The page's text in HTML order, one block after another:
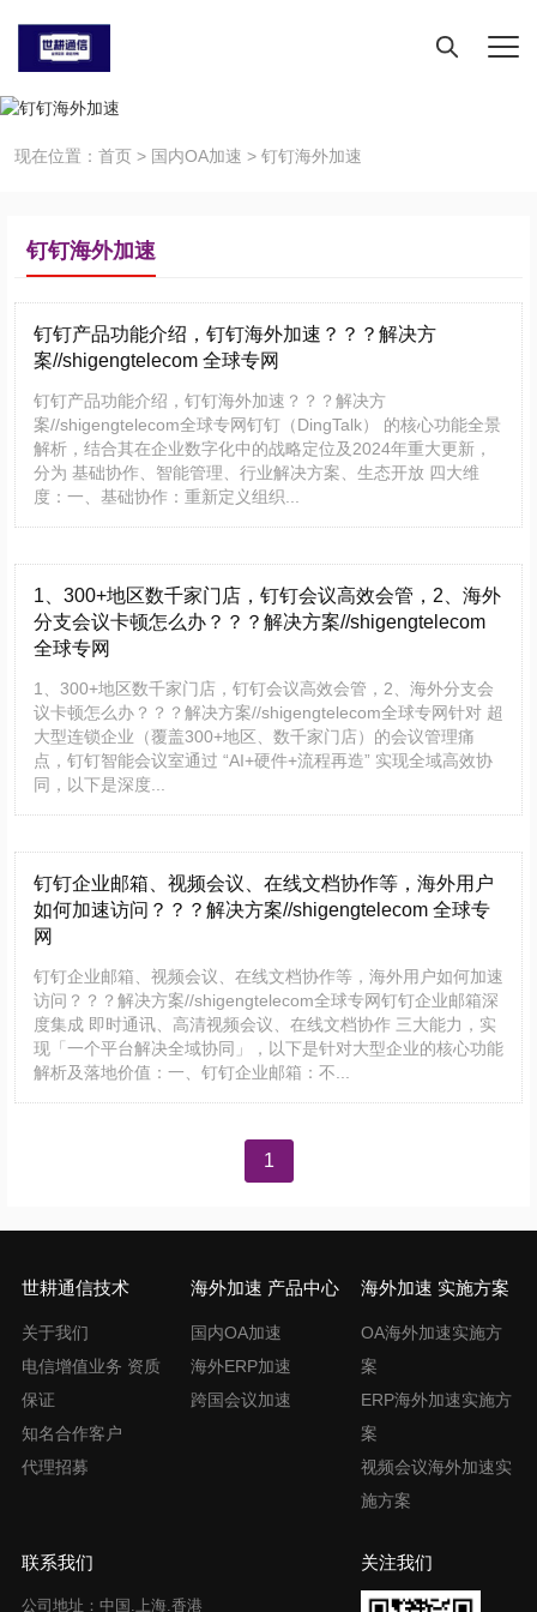
现在位置： 首页 > 国内OA加速 > 钉钉海外加速
钉钉海外加速
钉钉产品功能介绍，钉钉海外加速？？？解决方
案//shigengtelecom 全球专网
钉钉产品功能介绍，钉钉海外加速？？？解决方
案//shigengtelecom全球专网钉钉（DingTalk） 的核心功能全景
解析，结合其在企业数字化中的战略定位及2024年重大更新，
分为 基础协作、智能管理、行业解决方案、生态开放 四大维
度：一、基础协作：重新定义组织...
1、300+地区数千家门店，钉钉会议高效会管，2、海外
分支会议卡顿怎么办？？？解决方案//shigengtelecom
全球专网
1、300+地区数千家门店，钉钉会议高效会管，2、海外分支会
议卡顿怎么办？？？解决方案//shigengtelecom全球专网针对 超
大型连锁企业（覆盖300+地区、数千家门店）的会议管理痛
点，钉钉智能会议室通过 “AI+硬件+流程再造” 实现全域高效协
同，以下是深度...
钉钉企业邮箱、视频会议、在线文档协作等，海外用户
如何加速访问？？？解决方案//shigengtelecom 全球专
网
钉钉企业邮箱、视频会议、在线文档协作等，海外用户如何加速
访问？？？解决方案//shigengtelecom全球专网钉钉企业邮箱深
度集成 即时通讯、高清视频会议、在线文档协作 三大能力，实
现「一个平台解决全域协同」，以下是针对大型企业的核心功能
解析及落地价值：一、钉钉企业邮箱：不...
1
世耕通信技术
关于我们
电信增值业务 资质
保证
知名合作客户
代理招募
海外加速 产品中心
国内OA加速
海外ERP加速
跨国会议加速
海外加速 实施方案
OA海外加速实施方
案
ERP海外加速实施方
案
视频会议海外加速实
施方案
联系我们
公司地址：中国.上海.香港
关注我们